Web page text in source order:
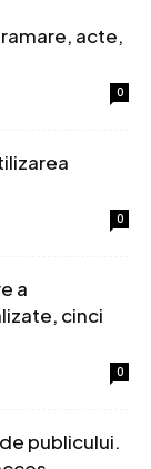
acte,
0
0
a
cinci
0
publicului.